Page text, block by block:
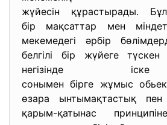
жүйесін құрастырады.
бір мақсаттар мен
мекемедегі әрбір
белгілі бір жүйеге түскен
негізінде
сонымен бірге жұмыс
өзара ынтымақтастық пен
қарым-қатынас